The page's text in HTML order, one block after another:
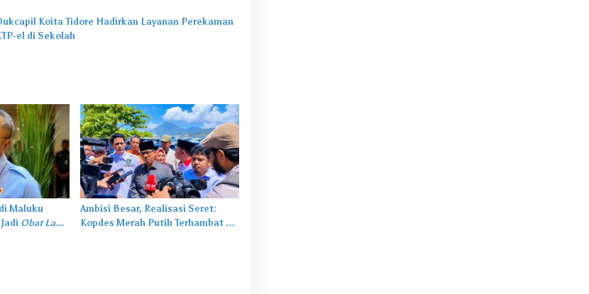
Koita Tidore Hadirkan Layanan Perekaman
el di Sekolah
Maluku
Obat Lama
Ambisi Besar, Realisasi Seret:
Kopdes Merah Putih Terhambat di